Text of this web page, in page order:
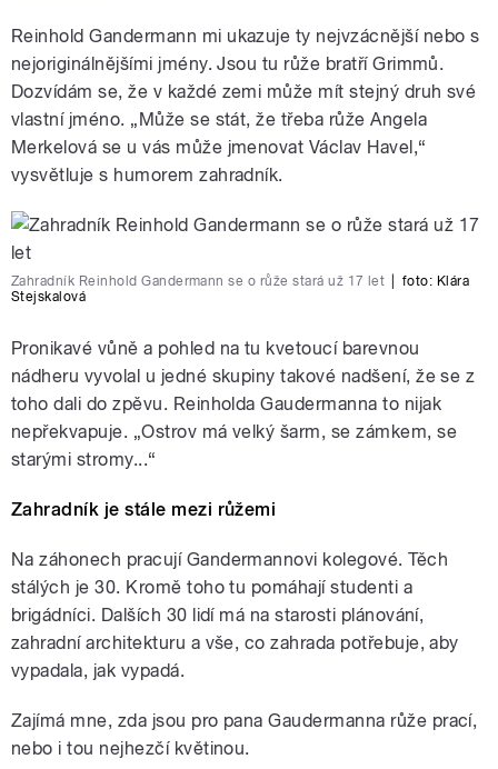
Reinhold Gandermann mi ukazuje ty nejvzácnější nebo s
nejoriginálnějšími jmény. Jsou tu růže bratří Grimmů.
Dozvídám se, že v každé zemi může mít stejný druh své
vlastní jméno. „Může se stát, že třeba růže Angela
Merkelová se u vás může jmenovat Václav Havel,“
vysvětluje s humorem zahradník.
Zahradník Reinhold Gandermann se o růže stará už 17 let foto: Klára
Stejskalová
Pronikavé vůně a pohled na tu kvetoucí barevnou
nádheru vyvolal u jedné skupiny takové nadšení, že se z
toho dali do zpěvu. Reinholda Gaudermanna to nijak
nepřekvapuje. „Ostrov má velký šarm, se zámkem, se
starými stromy...“
Zahradník je stále mezi růžemi
Na záhonech pracují Gandermannovi kolegové. Těch
stálých je 30. Kromě toho tu pomáhají studenti a
brigádníci. Dalších 30 lidí má na starosti plánování,
zahradní architekturu a vše, co zahrada potřebuje, aby
vypadala, jak vypadá.
Zajímá mne, zda jsou pro pana Gaudermanna růže prací,
nebo i tou nejhezčí květinou.